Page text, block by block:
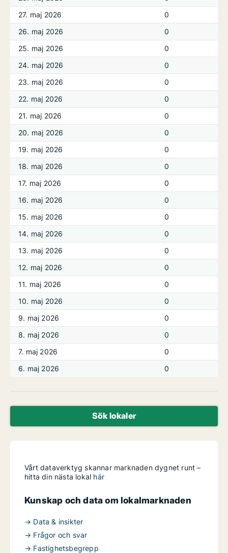
27. maj 2026
0
26. maj 2026
0
25. maj 2026
0
24. maj 2026
0
23. maj 2026
0
22. maj 2026
0
21. maj 2026
0
20. maj 2026
0
19. maj 2026
0
18. maj 2026
0
17. maj 2026
0
16. maj 2026
0
15. maj 2026
0
14. maj 2026
0
13. maj 2026
0
12. maj 2026
0
11. maj 2026
0
10. maj 2026
0
9. maj 2026
0
8. maj 2026
0
7. maj 2026
0
6. maj 2026
0
Sök lokaler
Vårt dataverktyg skannar marknaden dygnet runt –
hitta din nästa lokal här
Kunskap och data om lokalmarknaden
→ Data & insikter
→ Frågor och svar
→ Fastighetsbegrepp